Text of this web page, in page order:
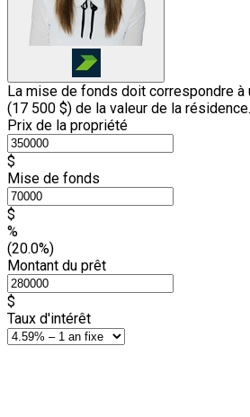
La mise de fonds doit correspondre à
(17 500 $) de la valeur de la résidence.
Prix de la propriété
$
Mise de fonds
$
%
(20.0%)
Montant du prêt
$
Taux d'intérêt